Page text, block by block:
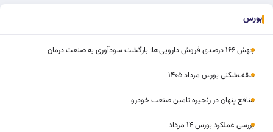
بورس
جهش ۱۶۶ درصدی فروش دارویی‌ها؛ بازگشت سودآوری به صنعت درمان
سقف‌شکنی بورس مرداد ۱۴۰۵
منافع پنهان در زنجیره تامین صنعت خودرو
بررسی عملکرد بورس ۱۴ مرداد